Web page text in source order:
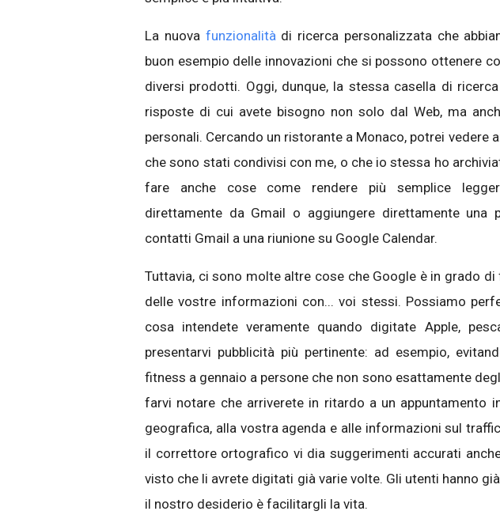
La nuova funzionalitàdi ricerca personalizzata che
buon esempio delle innovazioni che si possono ottenere
diversi prodotti. Oggi, dunque, la stessa casella di
risposte di cui avete bisogno non solo dal Web, ma
personali. Cercando un ristorante a Monaco, potrei vedere
che sono stati condivisi con me, o che io stessa ho
fare anche cose come rendere più semplice
direttamente da Gmail o aggiungere direttamente una
contatti Gmail a una riunione su Google Calendar.
Tuttavia, ci sono molte altre cose che Google è in grado
delle vostre informazioni con... voi stessi. Possiamo
cosa intendete veramente quando digitate Apple,
presentarvi pubblicità più pertinente: ad esempio,
fitness a gennaio a persone che non sono esattamente
farvi notare che arriverete in ritardo a un appuntamento
geografica, alla vostra agenda e alle informazioni sul
il correttore ortografico vi dia suggerimenti accurati
visto che li avrete digitati già varie volte. Gli utenti hanno
il nostro desiderio è facilitargli la vita.